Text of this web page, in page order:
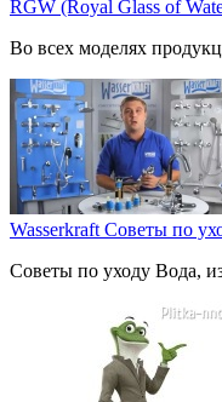
RGW (Royal Glass of
Во всех моделях
Wasserkraft Советы по
Советы по уходу Вода,